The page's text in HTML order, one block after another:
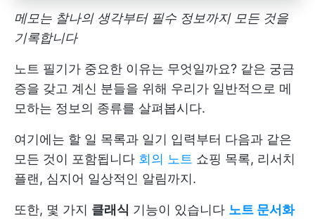
메모는 찰나의 생각부터 필수 정보까지 모든 것을
기록합니다
노트 필기가 중요한 이유는 무엇일까요? 같은 궁금
증을 갖고 계신 분들을 위해 우리가 일반적으로 메
모하는 정보의 종류를 살펴봅시다.
여기에는 할 일 목록과 일기 입력부터 다음과 같은
모든 것이 포함됩니다 회의 노트 쇼핑 목록, 리서치
플랜, 심지어 일상적인 알림까지.
또한, 몇 가지 클래식 기능이 있습니다 노트 문서화